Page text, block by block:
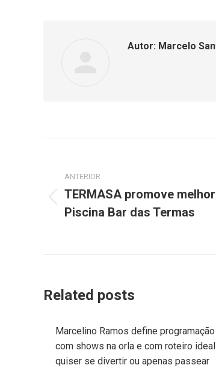
Autor: Marcelo
de
post:
ANTERIOR
anterior:
TERMASA promove
Piscina Bar das Termas
Related posts
Marcelino Ramos define
com shows na orla e com roteiro
quiser se divertir ou apenas passear